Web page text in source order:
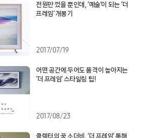
전원만 껐을 뿐인데, ‘예술’이 되는 ‘더
프레임’ 개봉기
2017/07/19
어떤 공간에 두어도 품격이 높아지는
‘더 프레임’ 스타일링 팁!
2017/08/23
콜렉터의 꿈 소더비, ‘더 프레임’ 통해